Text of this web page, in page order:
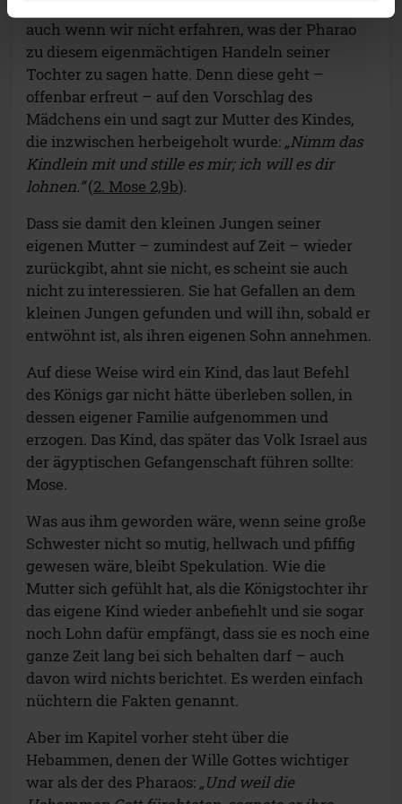
auch wenn wir nicht erfahren, was der Pharao
zu diesem eigenmächtigen Handeln seiner
Tochter zu sagen hatte. Denn diese geht –
offenbar erfreut – auf den Vorschlag des
Mädchens ein und sagt zur Mutter des Kindes,
die inzwischen herbeigeholt wurde: „Nimm das
Kindlein mit und stille es mir; ich will es dir
lohnen.“(2. Mose 2,9b).
Dass sie damit den kleinen Jungen seiner
eigenen Mutter – zumindest auf Zeit – wieder
zurückgibt, ahnt sie nicht, es scheint sie auch
nicht zu interessieren. Sie hat Gefallen an dem
kleinen Jungen gefunden und will ihn, sobald er
entwöhnt ist, als ihren eigenen Sohn annehmen.
Auf diese Weise wird ein Kind, das laut Befehl
des Königs gar nicht hätte überleben sollen, in
dessen eigener Familie aufgenommen und
erzogen. Das Kind, das später das Volk Israel aus
der ägyptischen Gefangenschaft führen sollte:
Mose.
Was aus ihm geworden wäre, wenn seine große
Schwester nicht so mutig, hellwach und pfiffig
gewesen wäre, bleibt Spekulation. Wie die
Mutter sich gefühlt hat, als die Königstochter ihr
das eigene Kind wieder anbefiehlt und sie sogar
noch Lohn dafür empfängt, dass sie es noch eine
ganze Zeit lang bei sich behalten darf – auch
davon wird nichts berichtet. Es werden einfach
nüchtern die Fakten genannt.
Aber im Kapitel vorher steht über die
Hebammen, denen der Wille Gottes wichtiger
war als der des Pharaos: „Und weil die